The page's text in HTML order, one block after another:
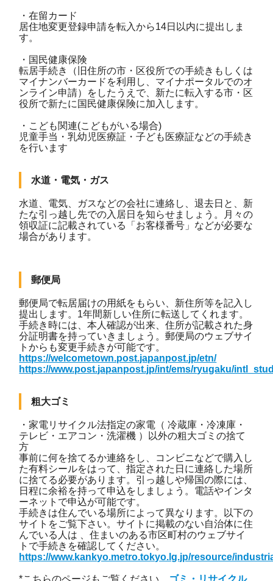
・在留カード
居住地変更登録申請を転入から14日以内に提出しま
す。
・国民健康保険
転居手続き（旧住所の市・区役所での手続きもしくは
マイナンバーカードを利用し、マイナポータルでのオ
ンライン申請）をしたうえで、新たに転入する市・区
役所で新たに国民健康保険に加入します。
・こども関連(こどもがいる場合)
児童手当・乳幼児医療証・子ども医療証などの手続き
を行います
水道・電気・ガス
水道、電気、ガスなどの会社に連絡し、退去日と、新
たな引っ越し先での入居日を知らせましょう。月々の
領収証に記載されている「お客様番号」などが必要な
場合があります。
郵便局
郵便局で転居届けの用紙をもらい、新住所等を記入し
提出します。1年間新しい住所に転送してくれます。
手続き時には、本人確認が出来、住所が記載された身
分証明書を持っていきましょう。郵便局のウェブサイ
トからも変更手続きが可能です。
https://welcometown.post.japanpost.jp/etn/
https://www.post.japanpost.jp/int/ems/ryugaku/
粗大ゴミ
・家電リサイクル法指定の家電（ 冷蔵庫・冷凍庫・
テレビ・エアコン・洗濯機 ）以外の粗大ゴミの捨て
方
事前に何を捨てるか連絡をし、コンビニなどで購入し
た有料シールをはって、指定された日に連絡した場所
に捨てる必要があります。引っ越しや帰国の際には、
日程に余裕を持って申込をしましょう。電話やインタ
ーネットで申込が可能です。
手続きは住んでいる場所によって異なります。以下の
サイトをご覧下さい。サイトに掲載のない自治体に住
んでいる人は 、住まいのある市区町村のウェブサイ
トで手続きを確認してください。
https://www.kankyo.metro.tokyo.lg.jp/resource/